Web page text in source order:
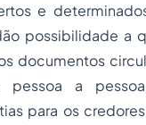
e
possibilidade a
documentos
pessoa a
para os